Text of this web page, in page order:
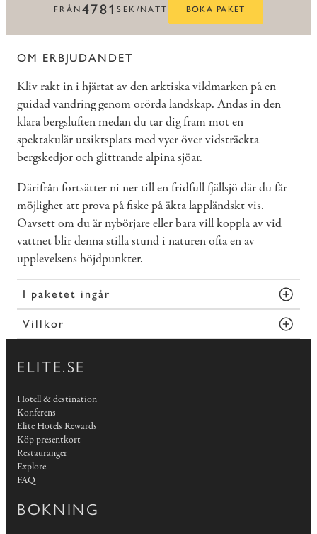
FRÅN 4781SEK/NATT BOKA PAKET
OM ERBJUDANDET
Kliv rakt in i hjärtat av den arktiska vildmarken på en
guidad vandring genom orörda landskap. Andas in den
klara bergsluften medan du tar dig fram mot en
spektakulär utsiktsplats med vyer över vidsträckta
bergskedjor och glittrande alpina sjöar.
Därifrån fortsätter ni ner till en fridfull fjällsjö där du får
möjlighet att prova på fiske på äkta lappländskt vis.
Oavsett om du är nybörjare eller bara vill koppla av vid
vattnet blir denna stilla stund i naturen ofta en av
upplevelsens höjdpunkter.
I paketet ingår
Villkor
ELITE.SE
Hotell & destination
Konferens
Elite Hotels Rewards
Köp presentkort
Restauranger
Explore
FAQ
BOKNING